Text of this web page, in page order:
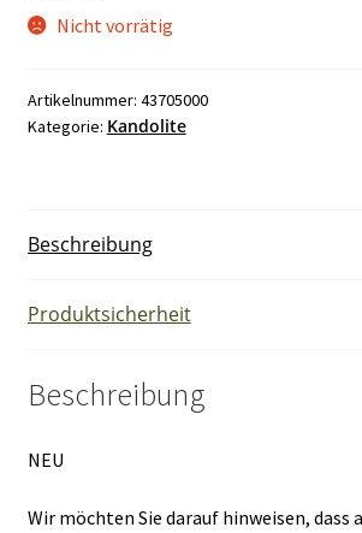
Nicht vorrätig
Artikelnummer: 43705000
Kategorie: Kandolite
Beschreibung
Produktsicherheit
Beschreibung
NEU
Wir möchten Sie darauf hinweisen, dass